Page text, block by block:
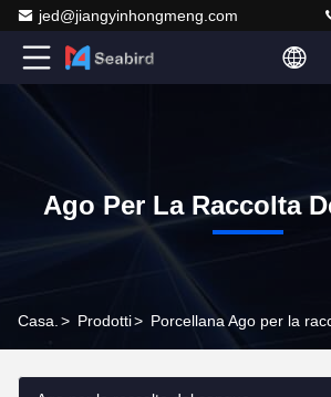
jed@jiangyinhongmeng.com
Ago Per La Raccolta
Casa. > Prodotti> Porcellana Ago per la